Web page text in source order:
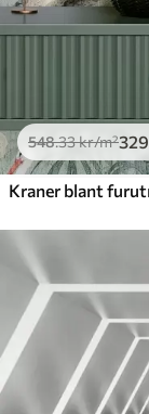
548.33kr/m²329